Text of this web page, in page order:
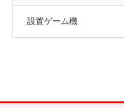
設置ゲーム機